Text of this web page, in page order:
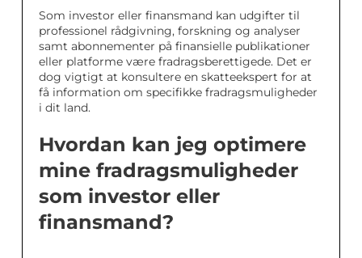
Som investor eller finansmand kan udgifter til
professionel rådgivning, forskning og analyser
samt abonnementer på finansielle publikationer
eller platforme være fradragsberettigede. Det er
dog vigtigt at konsultere en skatteekspert for at
få information om specifikke fradragsmuligheder
i dit land.
Hvordan kan jeg optimere
mine fradragsmuligheder
som investor eller
finansmand?